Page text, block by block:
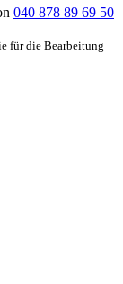
040 878 89 69 50
für die Bearbeitung